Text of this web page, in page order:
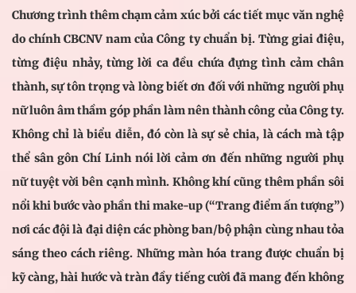
Chương trình thêm chạm cảm xúc bởi các tiết mục văn nghệ
do chính CBCNV nam của Công ty chuẩn bị. Từng giai điệu,
từng điệu nhảy, từng lời ca đều chứa đựng tình cảm chân
thành, sự tôn trọng và lòng biết ơn đối với những người phụ
nữ luôn âm thầm góp phần làm nên thành công của Công ty.
Không chỉ là biểu diễn, đó còn là sự sẻ chia, là cách mà tập
thể sân gôn Chí Linh nói lời cảm ơn đến những người phụ
nữ tuyệt vời bên cạnh mình. Không khí cũng thêm phần sôi
nổi khi bước vào phần thi make-up (“Trang điểm ấn tượng”)
nơi các đội là đại diện các phòng ban/bộ phận cùng nhau tỏa
sáng theo cách riêng. Những màn hóa trang được chuẩn bị
kỹ càng, hài hước và tràn đầy tiếng cười đã mang đến không